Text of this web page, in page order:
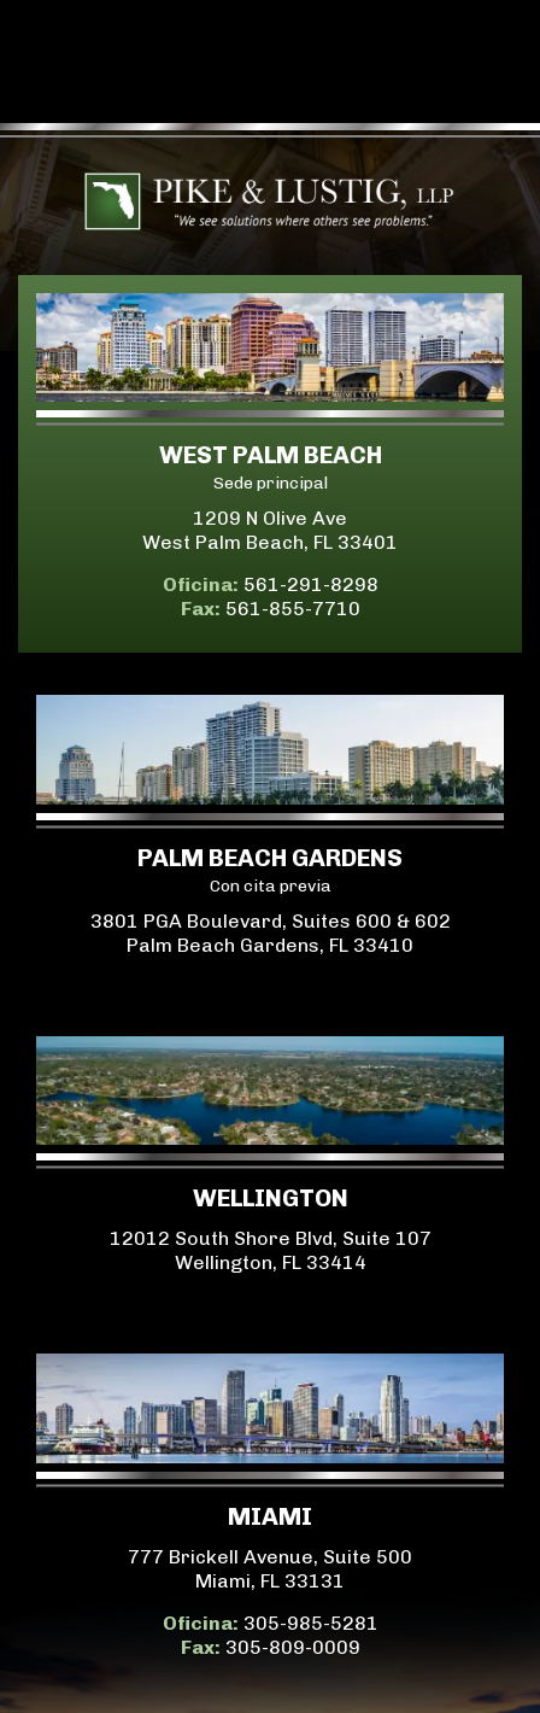
WEST PALM BEACH
Sede principal
1209 N Olive Ave
West Palm Beach, FL 33401
Oficina: 561-291-8298
Fax: 561-855-7710
PALM BEACH GARDENS
Con cita previa
3801 PGA Boulevard, Suites 600 & 602
Palm Beach Gardens, FL 33410
WELLINGTON
12012 South Shore Blvd, Suite 107
Wellington, FL 33414
MIAMI
777 Brickell Avenue, Suite 500
Miami, FL 33131
Oficina: 305-985-5281
Fax: 305-809-0009